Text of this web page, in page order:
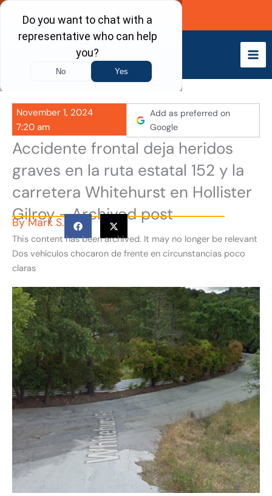
Skip
content
Call Now
November 1, 2024
7:20 am
Add as preferred on
Google
Accidente frontal deja heridos
graves en la ruta estatal 152 y la
carretera Whitehurst en Hollister
Gilroy - Archived post
ByMark S.
This content has been archived. It may no longer be relevant
Dos vehículos chocaron de frente en circunstancias poco
claras